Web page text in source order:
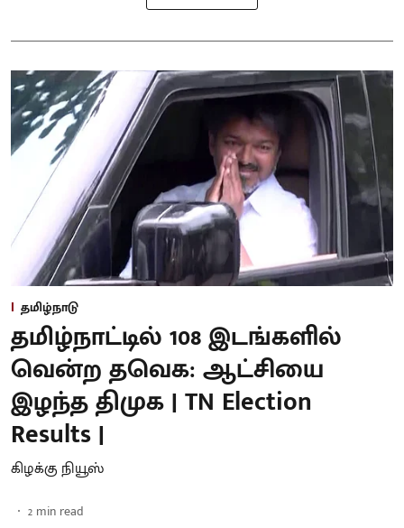
தமிழ்நாடு
தமிழ்நாட்டில் 108 இடங்களில்
வென்ற தவெக: ஆட்சியை
இழந்த திமுக | TN Election
Results |
கிழக்கு நியூஸ்
2 min read